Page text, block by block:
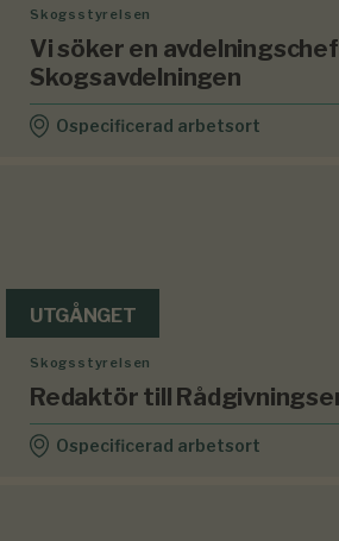
Skogsstyrelsen
Vi söker en
Skogsavdelningen
Ospecificerad arbetsort
UTGÅNGET
Skogsstyrelsen
Redaktör till
Ospecificerad arbetsort